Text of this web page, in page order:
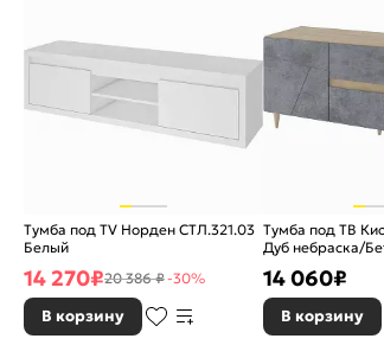
Тумба под TV Норден СТЛ.321.03
Белый
14 270₽20 386 ₽-30%
В корзину
Тумба под ТВ
Дуб небраска/
14 060₽
В корзину